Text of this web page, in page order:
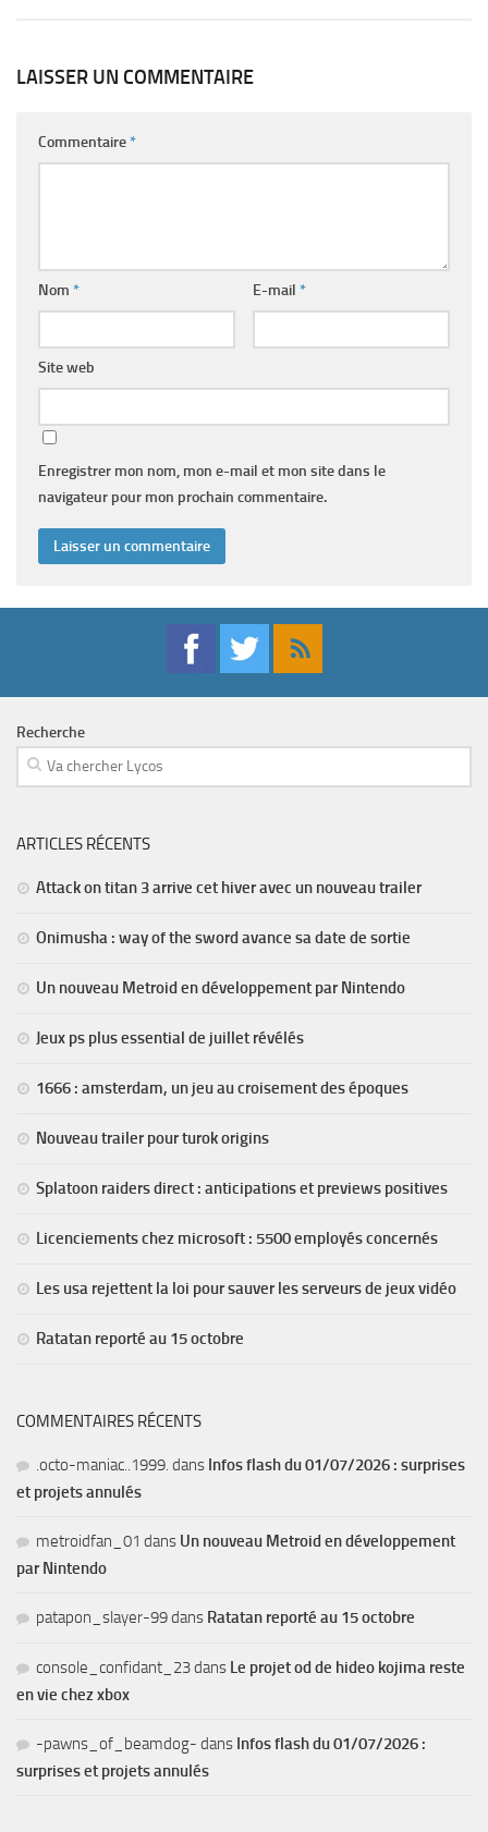
LAISSER UN COMMENTAIRE
Commentaire*
Nom * E-mail *
Site web
Enregistrer mon nom, mon e-mail et mon site dans le
navigateur pour mon prochain commentaire.
Recherche
ARTICLES RÉCENTS
Attack on titan 3 arrive cet hiver avec un nouveau trailer
Onimusha : way of the sword avance sa date de sortie
Un nouveau Metroid en développement par Nintendo
Jeux ps plus essential de juillet révélés
1666 : amsterdam, un jeu au croisement des époques
Nouveau trailer pour turok origins
Splatoon raiders direct : anticipations et previews positives
Licenciements chez microsoft : 5500 employés concernés
Les usa rejettent la loi pour sauver les serveurs de jeux vidéo
Ratatan reporté au 15 octobre
COMMENTAIRES RÉCENTS
.octo-maniac..1999. dans Infos flash du 01/07/2026 : surprises
et projets annulés
metroidfan_01 dans Un nouveau Metroid en développement
par Nintendo
patapon_slayer-99dans Ratatan reporté au 15 octobre
console_confidant_23dans Le projet od de hideo kojima reste
en vie chez xbox
-pawns_of_beamdog- dans Infos flash du 01/07/2026 :
surprises et projets annulés